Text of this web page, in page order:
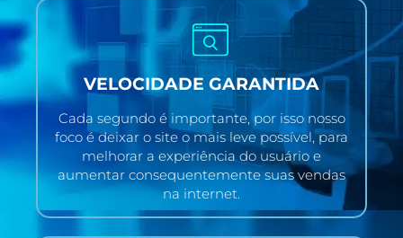
VELOCIDADE GARANTIDA
Cada segundo é importante, por isso nosso
foco é deixar o site o mais leve possível, para
melhorar a experiência do usuário e
aumentar consequentemente suas vendas
na internet.